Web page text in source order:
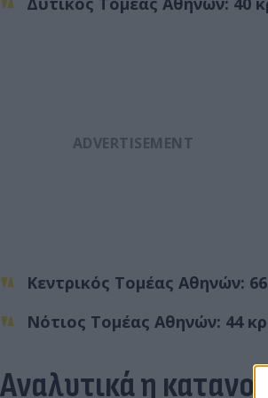
Κεντρικός Τομέας Αθηνών:
Νότιος Τομέας Αθηνών: 44
Αναλυτικά η